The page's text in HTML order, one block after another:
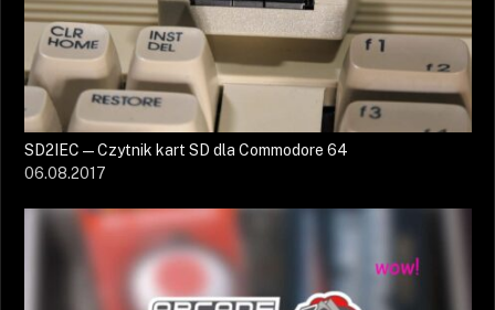
SD2IEC — Czytnik kart SD dla Commodore 64
06.08.2017